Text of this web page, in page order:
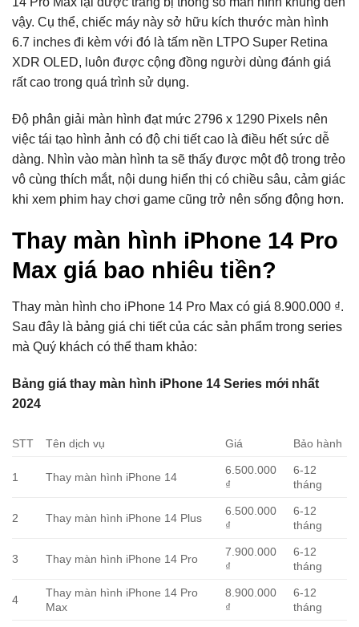
vậy. Cụ thể, chiếc máy này sở hữu kích thước màn hình
6.7 inches đi kèm với đó là tấm nền LTPO Super Retina
XDR OLED, luôn được cộng đồng người dùng đánh giá
rất cao trong quá trình sử dụng.
Độ phân giải màn hình đạt mức 2796 x 1290 Pixels nên
việc tái tạo hình ảnh có độ chi tiết cao là điều hết sức dễ
dàng. Nhìn vào màn hình ta sẽ thấy được một độ trong trẻo
vô cùng thích mắt, nội dung hiển thị có chiều sâu, cảm giác
khi xem phim hay chơi game cũng trở nên sống động hơn.
Thay màn hình iPhone 14 Pro
Max giá bao nhiêu tiền?
Thay màn hình cho iPhone 14 Pro Max có giá 8.900.000 ₫.
Sau đây là bảng giá chi tiết của các sản phẩm trong series
mà Quý khách có thể tham khảo:
Bảng giá thay màn hình iPhone 14 Series mới nhất
2024
STT Tên dịch vụ Giá Bảo hành
1 Thay màn hình iPhone 14
6.500.000
₫
6-12
tháng
2 Thay màn hình iPhone 14 Plus
6.500.000
₫
6-12
tháng
3 Thay màn hình iPhone 14 Pro
7.900.000
₫
6-12
tháng
4
Thay màn hình iPhone 14 Pro
Max
8.900.000
₫
6-12
tháng